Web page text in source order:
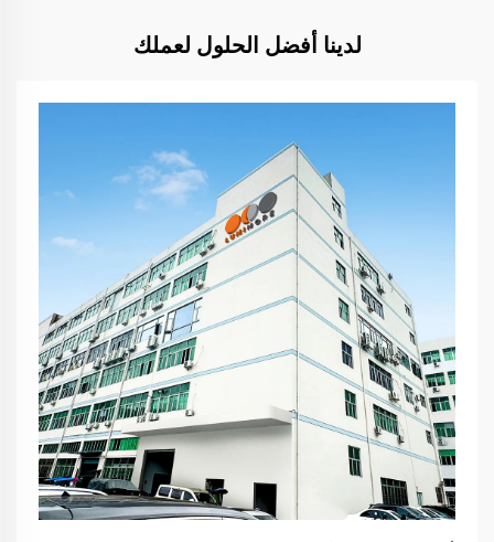
لدينا أفضل الحلول لعملك